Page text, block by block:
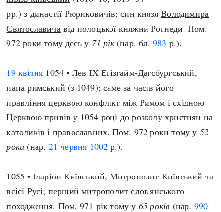
рр.) з династії Рюриковичів; син князяВолодимира
Святославичавід полоцької княжни Рогнеди. Пом.
972 роки тому десь у 71 рік(нар. бл.983 р.).
19 квітня 1054 • Лев IX Егізгайм-Дагсбургський,
папа римський (з 1049); саме за часів його
правління церквою конфлікт між Римом і східною
Церквою привів у 1054 році дорозколу християн на
католиків і православних. Пом. 972 роки тому у 52
роки (нар. 21 червня 1002 р.).
1055 • Іларіон Київський, Митрополит Київський та
всієї Русі; перший митрополит слов'янського
походження. Пом. 971 рік тому у 65 років (нар. 990